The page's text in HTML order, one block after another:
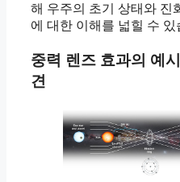
해 우주의 초기 상태와 진
에 대한 이해를 넓힐 수 있
중력 렌즈 효과의 예
견